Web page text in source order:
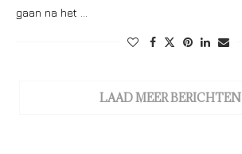
gaan na het …
LAAD MEER BERICHTEN